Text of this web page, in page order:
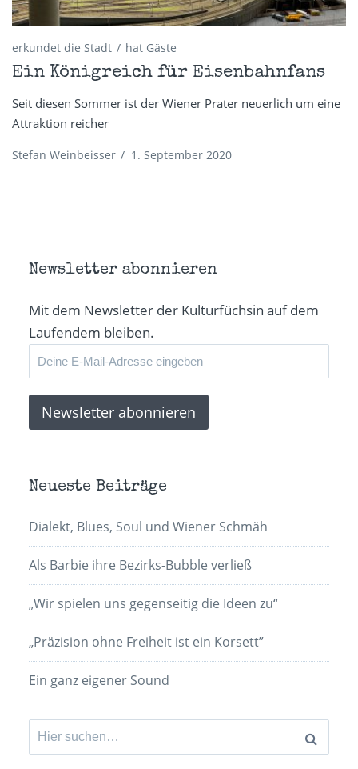
erkundet die Stadt hat Gäste
Ein Königreich für Eisenbahnfans
Seit diesen Sommer ist der Wiener Prater neuerlich um eine
Attraktion reicher
Stefan Weinbeisser / 1. September 2020
Newsletter abonnieren
Mit dem Newsletter der Kulturfüchsin auf dem
Laufendem bleiben.
Neueste Beiträge
Dialekt, Blues, Soul und Wiener Schmäh
Als Barbie ihre Bezirks-Bubble verließ
„Wir spielen uns gegenseitig die Ideen zu“
„Präzision ohne Freiheit ist ein Korsett”
Ein ganz eigener Sound
Suchen
nach: